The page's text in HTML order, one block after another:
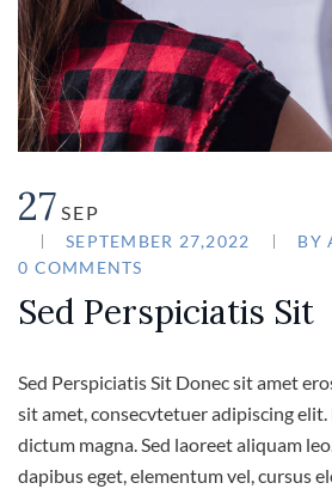
27 SEP
SEPTEMBER 27,2022 BY
0 COMMENTS
Sed Perspiciatis Sit
Sed Perspiciatis Sit Donec sit amet
sit amet, consecvtetuer adipiscing
dictum magna. Sed laoreet aliquam
dapibus eget, elementum vel, cursus